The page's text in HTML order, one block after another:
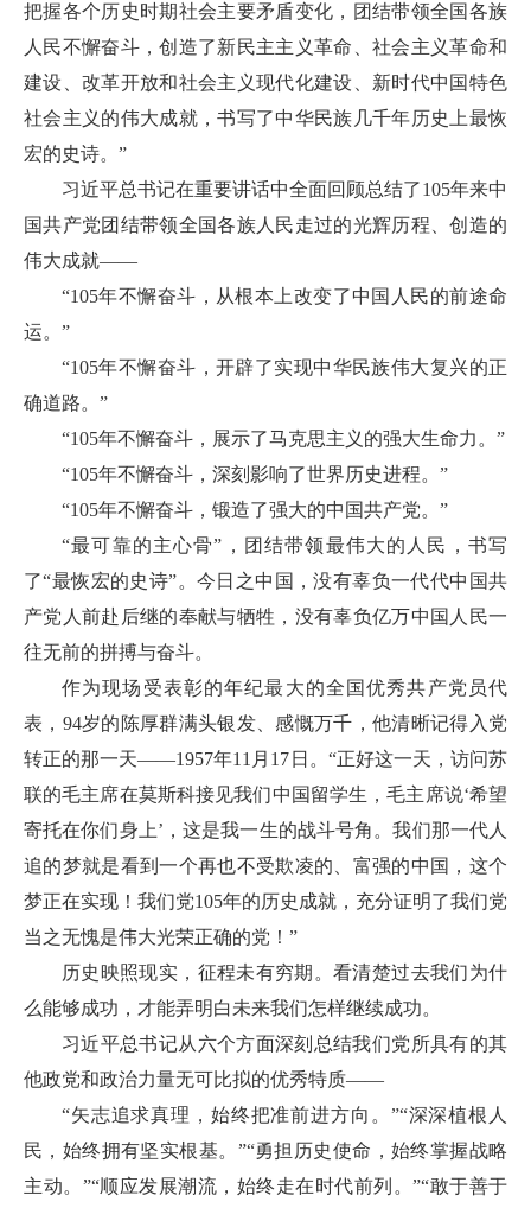
把握各个历史时期社会主要矛盾变化，团结带领全国各族
人民不懈奋斗，创造了新民主主义革命、社会主义革命和
建设、改革开放和社会主义现代化建设、新时代中国特色
社会主义的伟大成就，书写了中华民族几千年历史上最恢
宏的史诗。”
习近平总书记在重要讲话中全面回顾总结了105年来中
国共产党团结带领全国各族人民走过的光辉历程、创造的
伟大成就——
“105年不懈奋斗，从根本上改变了中国人民的前途命
运。”
“105年不懈奋斗，开辟了实现中华民族伟大复兴的正
确道路。”
“105年不懈奋斗，展示了马克思主义的强大生命力。”
“105年不懈奋斗，深刻影响了世界历史进程。”
“105年不懈奋斗，锻造了强大的中国共产党。”
“最可靠的主心骨”，团结带领最伟大的人民，书写
了“最恢宏的史诗”。今日之中国，没有辜负一代代中国共
产党人前赴后继的奉献与牺牲，没有辜负亿万中国人民一
往无前的拼搏与奋斗。
作为现场受表彰的年纪最大的全国优秀共产党员代
表，94岁的陈厚群满头银发、感慨万千，他清晰记得入党
转正的那一天——1957年11月17日。“正好这一天，访问苏
联的毛主席在莫斯科接见我们中国留学生，毛主席说‘希望
寄托在你们身上’，这是我一生的战斗号角。我们那一代人
追的梦就是看到一个再也不受欺凌的、富强的中国，这个
梦正在实现！我们党105年的历史成就，充分证明了我们党
当之无愧是伟大光荣正确的党！”
历史映照现实，征程未有穷期。看清楚过去我们为什
么能够成功，才能弄明白未来我们怎样继续成功。
习近平总书记从六个方面深刻总结我们党所具有的其
他政党和政治力量无可比拟的优秀特质——
“矢志追求真理，始终把准前进方向。”“深深植根人
民，始终拥有坚实根基。”“勇担历史使命，始终掌握战略
主动。”“顺应发展潮流，始终走在时代前列。”“敢于善于